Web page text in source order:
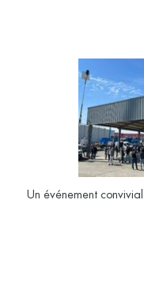
Un événement